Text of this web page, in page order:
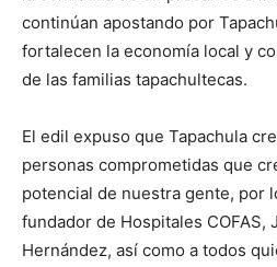
continúan apostando por
fortalecen la economía local y
de las familias tapachultecas.
El edil expuso que Tapachula
personas comprometidas que
potencial de nuestra gente, por
fundador de Hospitales COFAS,
Hernández, así como a todos